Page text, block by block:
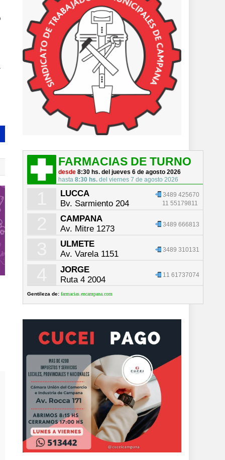
FARMACIAS DE TURNO
desde 8:30 hs. del jueves 6 de agosto 2026
hasta 8:30 hs. del viernes 7 de agosto 2026
LUCCA
Bv. Sarmiento 204
3489 425670
11 55179811
CAMPANA
Av. Mitre 1273
3489 666813
ULMETE
Av. Varela 1151
3489 310131
JORGE
Ruta 4 2004
11 61737074
Gentileza de: farmacias.encampana.com